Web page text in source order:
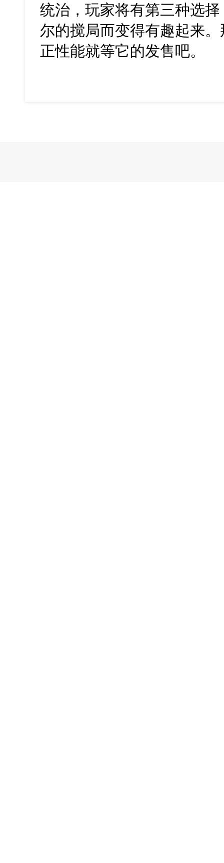
统治，玩家将有第三种选
尔的搅局而变得有趣起来
正性能就等它的发售吧。